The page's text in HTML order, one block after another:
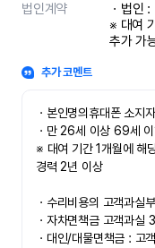
법인계약
ㆍ법인
※ 대여
추가 가
추가 코멘트
ㆍ본인명의휴대폰 소지자
ㆍ만 26세 이상 69세
※ 대여 기간 1개월에 해
경력 2년 이상
ㆍ수리비용의 고객과
ㆍ자차면책금 고객과
ㆍ대인/대물면책금 :